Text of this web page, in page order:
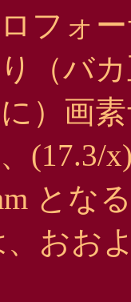
ーサ
カ正
）画
x)
とな
よそ